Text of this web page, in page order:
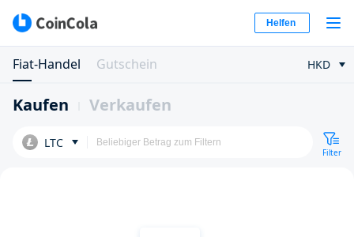
Helfen
Fiat-Handel Gutschein HKD
Kaufen Verkaufen
LTC
Filter